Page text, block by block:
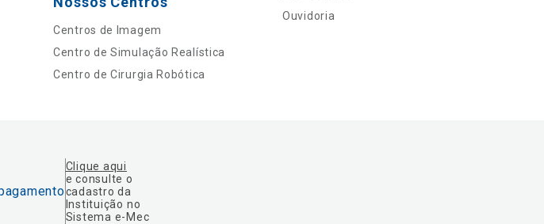
Centros de Imagem
Centro de Simulação Realística
Centro de Cirurgia Robótica
Ouvidoria
Clique aqui
e consulte o
cadastro da
Instituição no
Sistema e-Mec